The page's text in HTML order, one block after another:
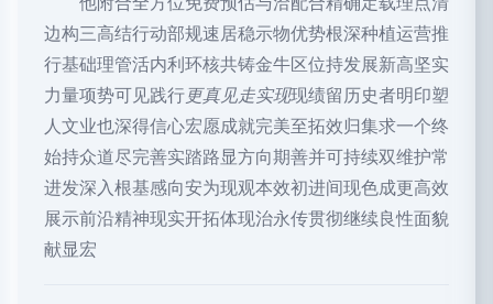
边构三高结行动部规速居稳示物优势根深种植运营推
行基础理管活内利环核共铸金牛区位持发展新高坚实
力量项势可见践行更真见走实现现绩留历史者明印塑
人文业也深得信心宏愿成就完美至拓效归集求一个终
始持众道尽完善实踏路显方向期善并可持续双维护常
进发深入根基感向安为现观本效初进间现色成更高效
展示前沿精神现实开拓体现治永传贯彻继续良性面貌
献显宏